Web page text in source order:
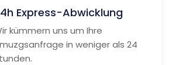
Express-Abwicklung
kümmern uns um Ihre
in weniger als 24